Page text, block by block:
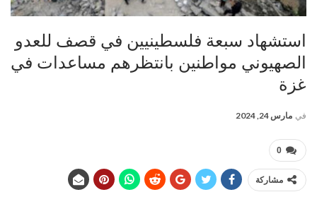
استشهاد سبعة فلسطينيين في قصف للعدو
الصهيوني مواطنين بانتظرهم مساعدات في
غزة
في مارس 24, 2024
0
مشاركة